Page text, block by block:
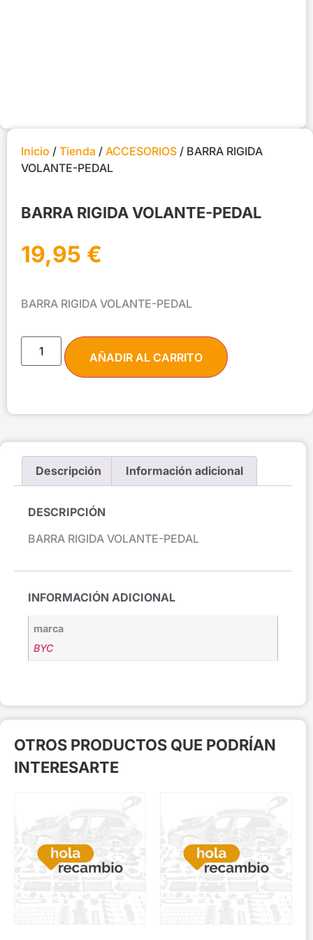
Inicio / Tienda / ACCESORIOS / BARRA RIGIDA
VOLANTE-PEDAL
BARRA RIGIDA VOLANTE-PEDAL
19,95 €
BARRA RIGIDA VOLANTE-PEDAL
AÑADIR AL CARRITO
Descripción Información adicional
DESCRIPCIÓN
BARRA RIGIDA VOLANTE-PEDAL
INFORMACIÓN ADICIONAL
marca
BYC
OTROS PRODUCTOS QUE PODRÍAN
INTERESARTE